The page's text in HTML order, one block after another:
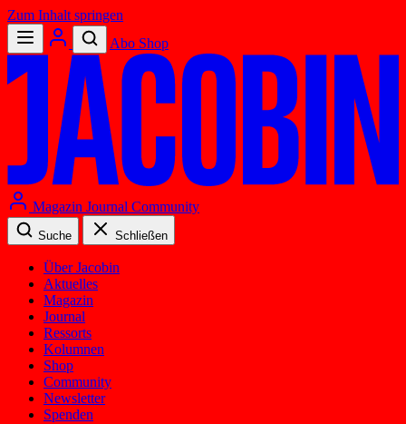
Zum Inhalt springen
Abo Shop
Magazin Journal Community
Suche Schließen
Über Jacobin
Aktuelles
Magazin
Journal
Ressorts
Kolumnen
Shop
Community
Newsletter
Spenden